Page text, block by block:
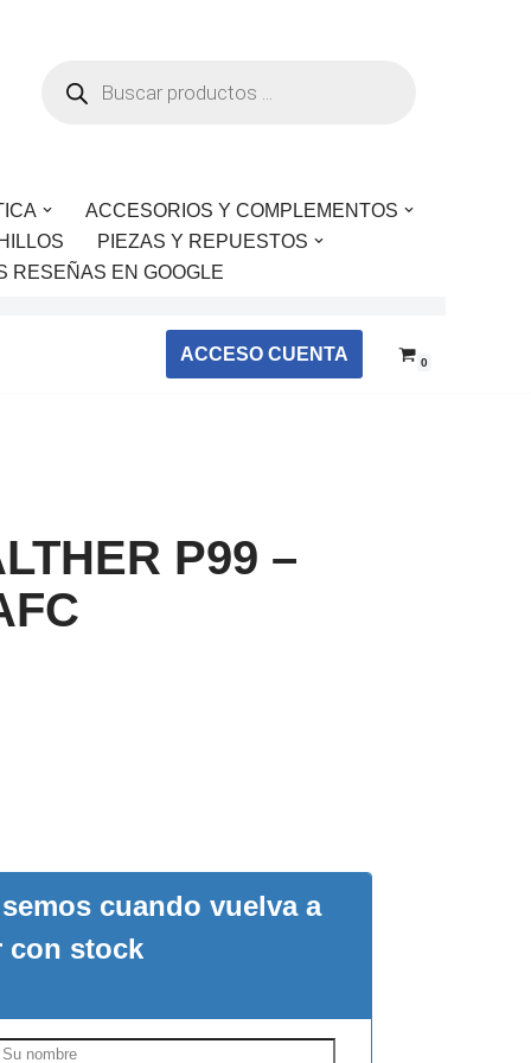
ACCESORIOS Y COMPLEMENTOS
PIEZAS Y REPUESTOS
RESEÑAS EN GOOGLE
ACCESO CUENTA 0
P99 –
cuando vuelva a
con stock